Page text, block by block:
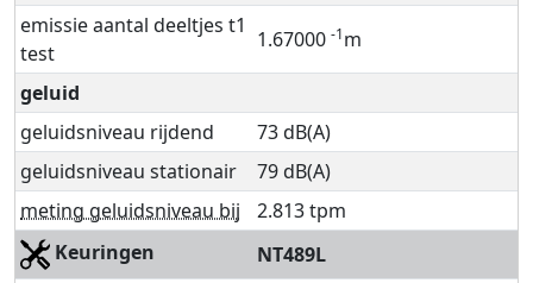
emissie aantal deeltjes t1
test
1.67000 -1m
geluid
geluidsniveau rijdend
73 dB(A)
geluidsniveau stationair
79 dB(A)
meting geluidsniveau bij
2.813 tpm
Keuringen
NT489L